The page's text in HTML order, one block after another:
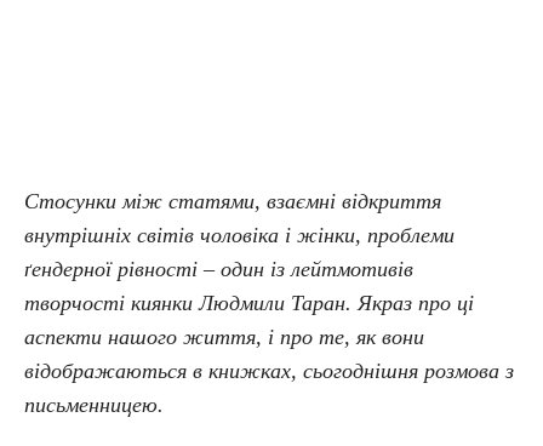
Стосунки між статями, взаємні відкриття
внутрішніх світів чоловіка і жінки, проблеми
ґендерної рівності – один із лейтмотивів
творчості киянки Людмили Таран. Якраз про ці
аспекти нашого життя, і про те, як вони
відображаються в книжках, сьогоднішня розмова з
письменницею.